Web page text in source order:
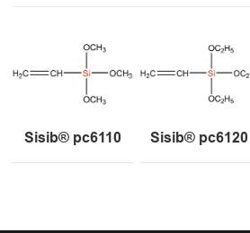
Sisib® pc6110 Sisib® pc6120